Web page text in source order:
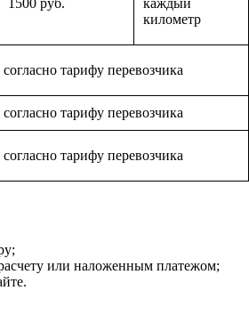
1500 руб.
каждый
километр
согласно тарифу перевозчика
согласно тарифу перевозчика
согласно тарифу перевозчика
или наложенным платежом;